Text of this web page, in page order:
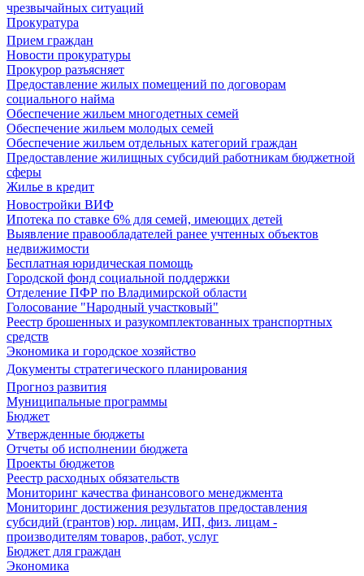
чрезвычайных ситуаций
Прокуратура
Прием граждан
Новости прокуратуры
Прокурор разъясняет
Предоставление жилых помещений по договорам
социального найма
Обеспечение жильем многодетных семей
Обеспечение жильем молодых семей
Обеспечение жильем отдельных категорий граждан
Предоставление жилищных субсидий работникам бюджетной
сферы
Жилье в кредит
Новостройки ВИФ
Ипотека по ставке 6% для семей, имеющих детей
Выявление правообладателей ранее учтенных объектов
недвижимости
Бесплатная юридическая помощь
Городской фонд социальной поддержки
Отделение ПФР по Владимирской области
Голосование "Народный участковый"
Реестр брошенных и разукомплектованных транспортных
средств
Экономика и городское хозяйство
Документы стратегического планирования
Прогноз развития
Муниципальные программы
Бюджет
Утвержденные бюджеты
Отчеты об исполнении бюджета
Проекты бюджетов
Реестр расходных обязательств
Мониторинг качества финансового менеджмента
Мониторинг достижения результатов предоставления
субсидий (грантов) юр. лицам, ИП, физ. лицам -
производителям товаров, работ, услуг
Бюджет для граждан
Экономика